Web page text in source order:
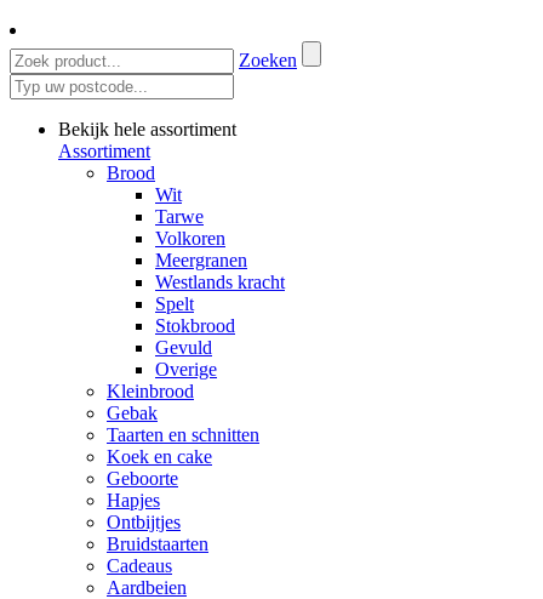
Zoeken
Bekijk hele assortiment
Assortiment
Brood
Wit
Tarwe
Volkoren
Meergranen
Westlands kracht
Spelt
Stokbrood
Gevuld
Overige
Kleinbrood
Gebak
Taarten en schnitten
Koek en cake
Geboorte
Hapjes
Ontbijtjes
Bruidstaarten
Cadeaus
Aardbeien